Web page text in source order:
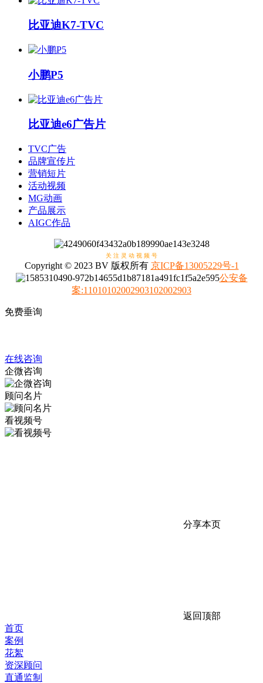
比亚迪K7-TVC
小鹏P5
比亚迪e6广告片
TVC广告
品牌宣传片
营销短片
活动视频
MG动画
产品展示
AIGC作品
关 注 灵 动 视 频 号
Copyright © 2023 BV 版权所有 京ICP备13005229号-1
公安备
案:11010102002903102002903
免费垂询
在线咨询
企微咨询
顾问名片
看视频号
分享本页
返回顶部
首页
案例
花絮
资深顾问
直通监制